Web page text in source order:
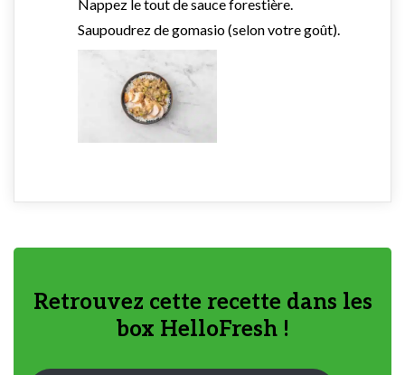
Nappez le tout de sauce forestière.
Saupoudrez de gomasio (selon votre goût).
Retrouvez cette recette dans les
box HelloFresh !